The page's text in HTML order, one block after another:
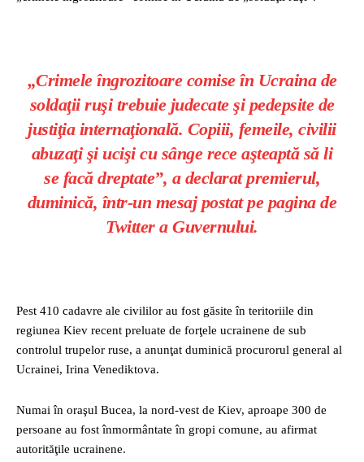
„Crimele îngrozitoare comise în Ucraina de
soldaţii ruşi trebuie judecate şi pedepsite de
justiţia internaţională. Copiii, femeile, civilii
abuzaţi şi ucişi cu sânge rece aşteaptă să li
se facă dreptate”, a declarat premierul,
duminică, într-un mesaj postat pe pagina de
Twitter a Guvernului.
Pest 410 cadavre ale civililor au fost găsite în teritoriile din
regiunea Kiev recent preluate de forţele ucrainene de sub
controlul trupelor ruse, a anunţat duminică procurorul general al
Ucrainei, Irina Venediktova.
Numai în oraşul Bucea, la nord-vest de Kiev, aproape 300 de
persoane au fost înmormântate în gropi comune, au afirmat
autorităţile ucrainene.